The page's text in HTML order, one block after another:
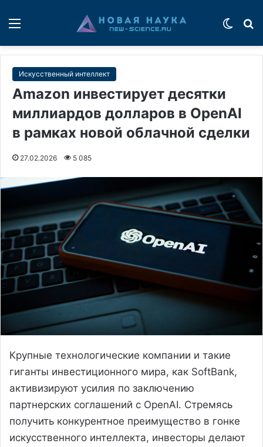
Искусственный интеллект
Amazon инвестирует десятки
миллиардов долларов в OpenAI
в рамках новой облачной сделки
27.02.2026 5 085
Крупные технологические компании и такие
гиганты инвестиционного мира, как SoftBank,
активизируют усилия по заключению
партнерских соглашений с OpenAI. Стремясь
получить конкурентное преимущество в гонке
искусственного интеллекта, инвесторы делают